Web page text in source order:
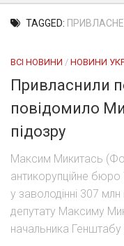
TAGGED:
ВСІ НОВИНИ / НОВИНИ
Привласнили
повідомило
підозру
Максим Микитась
антикорупційне бюро
у заволодінні 307
депутату Максиму
начальника